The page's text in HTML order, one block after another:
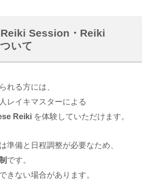
Session・Reiki
いて
れる方には、
レイキマスターによる
Reiki を体験していただけます。
準備と日程調整が必要なため、
です。
きない場合があります。